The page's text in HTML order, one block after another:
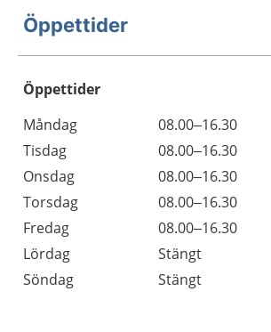
Öppettider
Öppettider
Dag
Öppettider
Kommentarer
Måndag
08.00–16.30
Tisdag
08.00–16.30
Onsdag
08.00–16.30
Torsdag
08.00–16.30
Fredag
08.00–16.30
Lördag
Stängt
Söndag
Stängt